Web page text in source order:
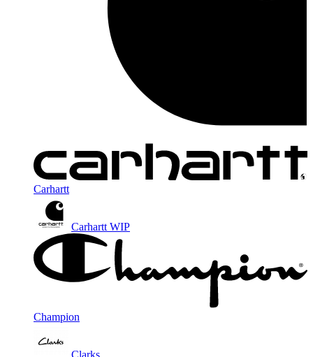
Carhartt
Carhartt WIP
Champion
Clarks